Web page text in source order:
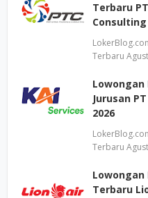
Terbaru
Terbaru
Lowongan
Jurusan
2026
Terbaru
Lowongan
Terbaru